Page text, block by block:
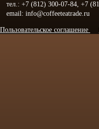
тел.: +7 (812) 300-07-84, +7
email: info@coffeeteatrade.ru
Пользовательское соглашение